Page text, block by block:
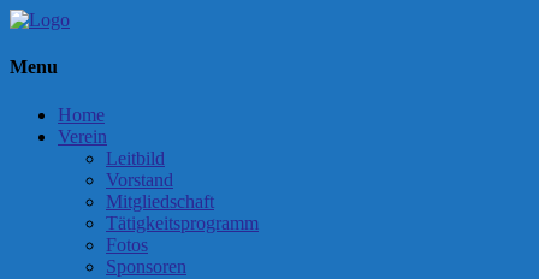
Menu
Home
Verein
Leitbild
Vorstand
Mitgliedschaft
Tätigkeitsprogramm
Fotos
Sponsoren